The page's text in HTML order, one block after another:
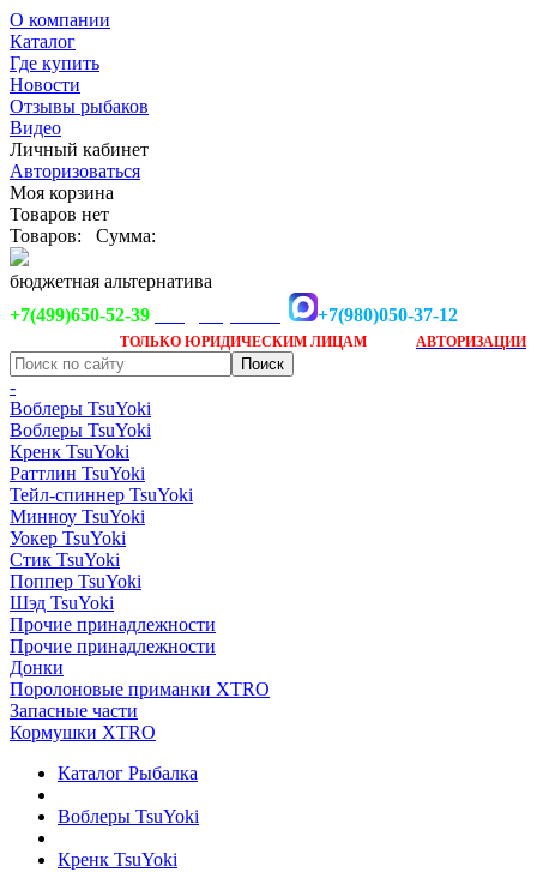
О компании
Каталог
Где купить
Новости
Отзывы рыбаков
Видео
Личный кабинет
Авторизоваться
Моя корзина
Товаров нет
Товаров:
Сумма:
бюджетная альтернатива
+7(499)650-52-39
+7(980)050-37-12
ТОЛЬКО ЮРИДИЧЕСКИМ ЛИЦАМ АВТОРИЗАЦИИ
-
Воблеры TsuYoki
Воблеры TsuYoki
Кренк TsuYoki
Раттлин TsuYoki
Тейл-спиннер TsuYoki
Минноу TsuYoki
Уокер TsuYoki
Стик TsuYoki
Поппер TsuYoki
Шэд TsuYoki
Прочие принадлежности
Прочие принадлежности
Донки
Поролоновые приманки XTRO
Запасные части
Кормушки XTRO
Каталог Рыбалка
Воблеры TsuYoki
Кренк TsuYoki